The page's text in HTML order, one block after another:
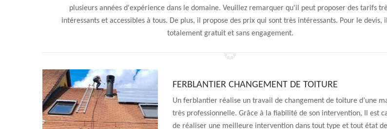
plusieurs années d'expérience dans le domaine. Veuillez remarquer qu'il peut proposer des tarifs
intéressants et accessibles à tous. De plus, il propose des prix qui sont très intéressants. Pour le devis,
totalement gratuit et sans engagement.
FERBLANTIER CHANGEMENT DE TOITURE
Un ferblantier réalise un travail de changement de toiture d’une
très professionnelle. Grâce à la fiabilité de son intervention, Il est
de réaliser une meilleure intervention dans tout type et tout état